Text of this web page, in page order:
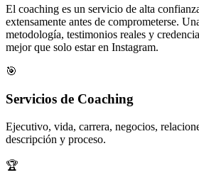
El coaching es un servicio de alta
extensamente antes de comprometerse.
metodología, testimonios reales y
mejor que solo estar en Instagram.
🎯
Servicios de Coaching
Ejecutivo, vida, carrera, negocios,
descripción y proceso.
🏆